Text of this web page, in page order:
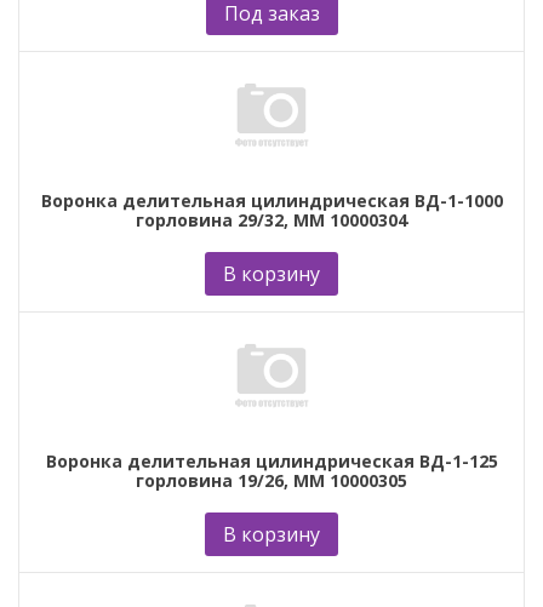
Под заказ
Воронка делительная цилиндрическая ВД-1-1000
горловина 29/32, ММ 10000304
В корзину
Воронка делительная цилиндрическая ВД-1-125
горловина 19/26, ММ 10000305
В корзину